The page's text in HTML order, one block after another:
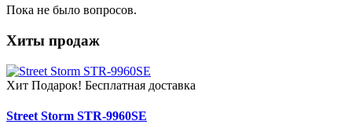
Пока не было вопросов.
Хиты продаж
Хит Подарок! Бесплатная доставка
Street Storm STR-9960SE